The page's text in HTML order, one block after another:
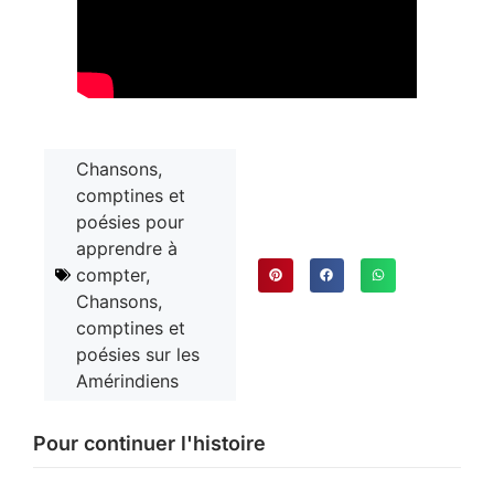
Chansons,
comptines et
poésies pour
apprendre à
compter,
Chansons,
comptines et
poésies sur les
Amérindiens
Pour continuer l'histoire